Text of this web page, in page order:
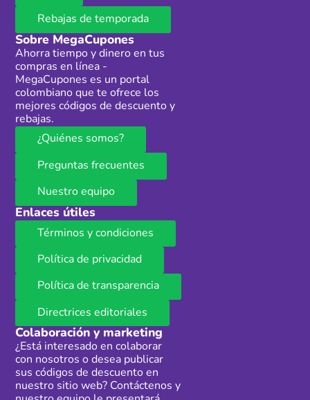
Rebajas de temporada
Sobre MegaCupones
Ahorra tiempo y dinero en tus
compras en línea -
MegaCupones es un portal
colombiano que te ofrece los
mejores códigos de descuento y
rebajas.
¿Quiénes somos?
Preguntas frecuentes
Nuestro equipo
Enlaces útiles
Términos y condiciones
Política de privacidad
Política de transparencia
Directrices editoriales
Colaboración y marketing
¿Está interesado en colaborar
con nosotros o desea publicar
sus códigos de descuento en
nuestro sitio web? Contáctenos y